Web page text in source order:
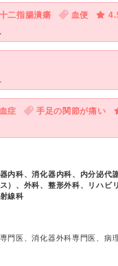
十二指腸潰瘍 血便
症 手足の関節が痛い
内科、消化器内科、内分泌代
）、外科、整形外科、リハビ
線科
門医、消化器外科専門医、病